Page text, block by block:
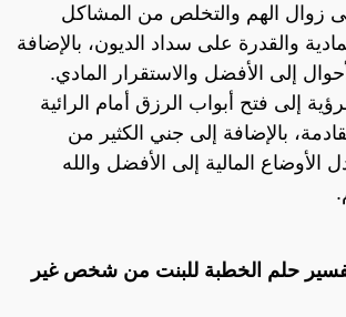
زوال الهم والتخلص من المشاكل
والقدرة على سداد الديون، بالإضافة
إلى الأفضل والاستقرار المادي.
إلى فتح أبواب الرزق أمام الرائية
بالإضافة إلى جني الكثير من
الأوضاع المالية إلى الأفضل والله
حلم الخطبة للبنت من شخص غير